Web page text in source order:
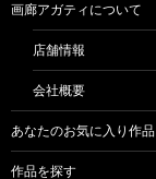
画廊アガティについて
店舗情報
会社概要
あなたのお気に入り作品
作品を探す